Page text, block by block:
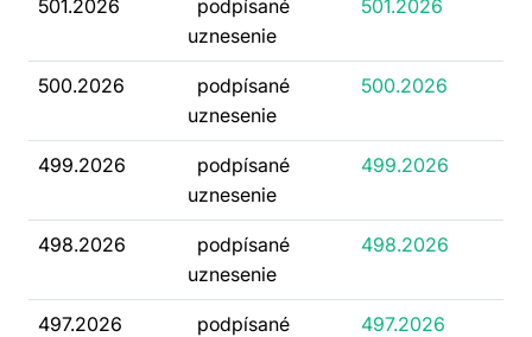
501.2026
podpísané
uznesenie
501.2026
500.2026
podpísané
uznesenie
500.2026
499.2026
podpísané
uznesenie
499.2026
498.2026
podpísané
uznesenie
498.2026
497.2026
podpísané
497.2026